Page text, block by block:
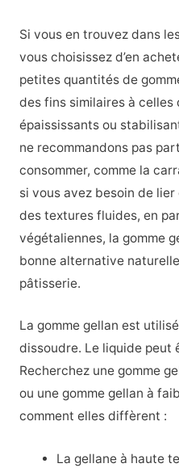
Si vous en trouvez dans
vous choisissez d’en
petites quantités de
des fins similaires à celles
épaississants ou
ne recommandons pas
consommer, comme la
si vous avez besoin de
des textures fluides, en
végétaliennes, la gomme
bonne alternative
pâtisserie.
La gomme gellan est
dissoudre. Le liquide peut
Recherchez une gomme
ou une gomme gellan à
comment elles diffèrent :
La gellane à haute